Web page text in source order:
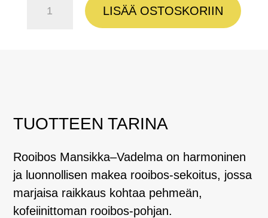
LISÄÄ OSTOSKORIIN
TUOTTEEN TARINA
Rooibos Mansikka–Vadelma on harmoninen
ja luonnollisen makea rooibos-sekoitus, jossa
marjaisa raikkaus kohtaa pehmeän,
kofeiinittoman rooibos-pohjan.